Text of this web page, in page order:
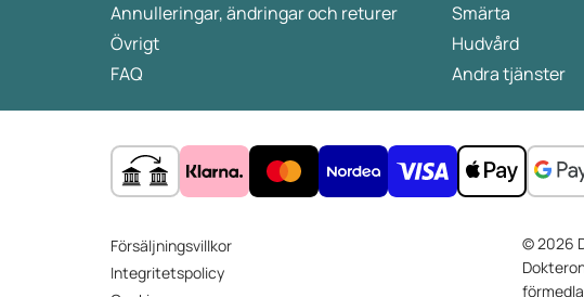
Annulleringar, ändringar och returer
Övrigt
FAQ
Smärta
Hudvård
Andra tjänster
Försäljningsvillkor
Integritetspolicy
© 2026